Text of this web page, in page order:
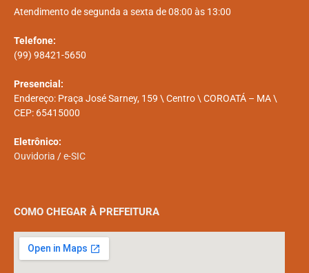
Atendimento de segunda a sexta de 08:00 às 13:00
Telefone:
(99) 98421-5650
Presencial:
Endereço: Praça José Sarney, 159 \ Centro \ COROATÁ – MA \
CEP: 65415000
Eletrônico:
Ouvidoria /e-SIC
COMO CHEGAR À PREFEITURA